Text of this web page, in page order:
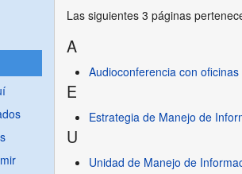
Las siguientes 3 páginas
A
Audioconferencia con
E
Estrategia de Manejo de
U
Unidad de Manejo de